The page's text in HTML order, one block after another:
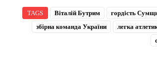
TAGS Віталій Бутрим гордість
збірна команда України
легка